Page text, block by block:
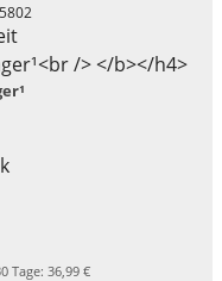
Tage: 36,99 €